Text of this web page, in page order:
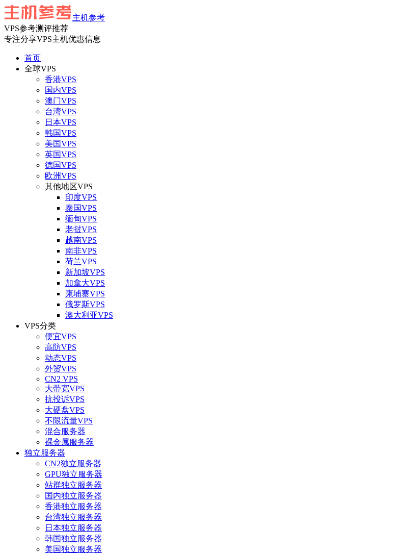
主机参考
VPS参考测评推荐
专注分享VPS主机优惠信息
首页
全球VPS
香港VPS
国内VPS
澳门VPS
台湾VPS
日本VPS
韩国VPS
美国VPS
英国VPS
德国VPS
欧洲VPS
其他地区VPS
印度VPS
泰国VPS
缅甸VPS
老挝VPS
越南VPS
南非VPS
荷兰VPS
新加坡VPS
加拿大VPS
柬埔寨VPS
俄罗斯VPS
澳大利亚VPS
VPS分类
便宜VPS
高防VPS
动态VPS
外贸VPS
CN2 VPS
大带宽VPS
抗投诉VPS
大硬盘VPS
不限流量VPS
混合服务器
裸金属服务器
独立服务器
CN2独立服务器
GPU独立服务器
站群独立服务器
国内独立服务器
香港独立服务器
台湾独立服务器
日本独立服务器
韩国独立服务器
美国独立服务器